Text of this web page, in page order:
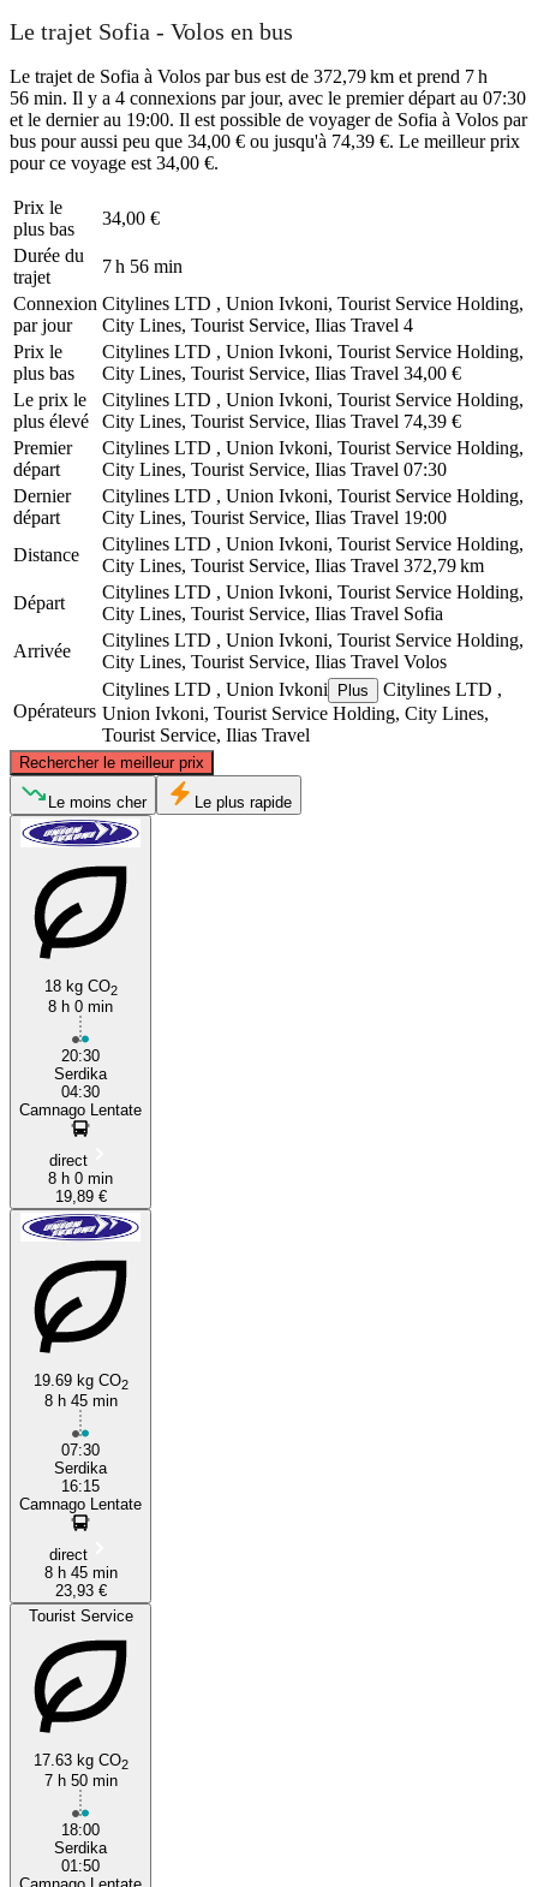
Le trajet Sofia - Volos en bus
Le trajet de Sofia à Volos par bus est de 372,79 km et prend 7 h
56 min. Il y a 4 connexions par jour, avec le premier départ au 07:30
et le dernier au 19:00. Il est possible de voyager de Sofia à Volos par
bus pour aussi peu que 34,00 € ou jusqu'à 74,39 €. Le meilleur prix
pour ce voyage est 34,00 €.
Prix ​​le
plus bas
34,00 €
Durée du
trajet
7 h 56 min
Connexion
par jour
Citylines LTD , Union Ivkoni, Tourist Service Holding,
City Lines, Tourist Service, Ilias Travel 4
Prix ​​le
plus bas
Citylines LTD , Union Ivkoni, Tourist Service Holding,
City Lines, Tourist Service, Ilias Travel 34,00 €
Le prix le
plus élevé
Citylines LTD , Union Ivkoni, Tourist Service Holding,
City Lines, Tourist Service, Ilias Travel 74,39 €
Premier
départ
Citylines LTD , Union Ivkoni, Tourist Service Holding,
City Lines, Tourist Service, Ilias Travel 07:30
Dernier
départ
Citylines LTD , Union Ivkoni, Tourist Service Holding,
City Lines, Tourist Service, Ilias Travel 19:00
Distance
Citylines LTD , Union Ivkoni, Tourist Service Holding,
City Lines, Tourist Service, Ilias Travel 372,79 km
Départ
Citylines LTD , Union Ivkoni, Tourist Service Holding,
City Lines, Tourist Service, Ilias Travel Sofia
Arrivée
Citylines LTD , Union Ivkoni, Tourist Service Holding,
City Lines, Tourist Service, Ilias Travel Volos
Opérateurs
Citylines LTD , Union Ivkoni Plus
Citylines LTD ,
Union Ivkoni, Tourist Service Holding, City Lines,
Tourist Service, Ilias Travel
Rechercher le meilleur prix
Sofia
©CARTO
Le moins cher Le plus rapide
18 kg CO2
8 h 0 min
20:30
Serdika
04:30
Camnago Lentate
direct
8 h 0 min
19,89 €
19.69 kg CO2
8 h 45 min
07:30
Serdika
16:15
Camnago Lentate
direct
8 h 45 min
23,93 €
Tourist Service
17.63 kg CO2
7 h 50 min
18:00
Serdika
01:50